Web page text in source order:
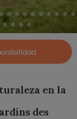
en la
des